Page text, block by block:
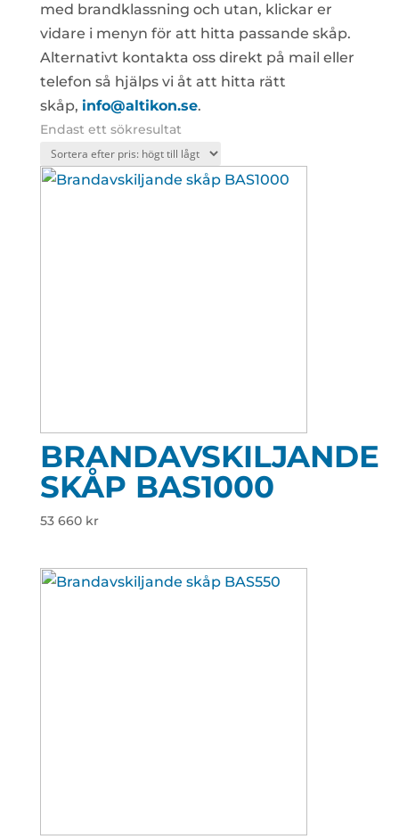
med brandklassning och utan, klickar er
vidare i menyn för att hitta passande skåp.
Alternativt kontakta oss direkt på mail eller
telefon så hjälps vi åt att hitta rätt
skåp, info@altikon.se.
Endast ett sökresultat
BRANDAVSKILJANDE
SKÅP BAS1000
53 660 kr